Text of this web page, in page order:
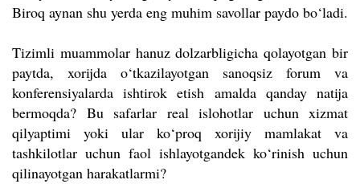
Biroq aynan shu yerda eng muhim savollar paydo bo‘ladi.
Tizimli muammolar hanuz dolzarbligicha qolayotgan bir
paytda, xorijda o‘tkazilayotgan sanoqsiz forum va
konferensiyalarda ishtirok etish amalda qanday natija
bermoqda? Bu safarlar real islohotlar uchun xizmat
qilyaptimi yoki ular ko‘proq xorijiy mamlakat va
tashkilotlar uchun faol ishlayotgandek ko‘rinish uchun
qilinayotgan harakatlarmi?